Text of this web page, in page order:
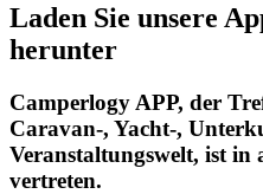
Laden Sie unsere
herunter
Camperlogy APP, der
Caravan-, Yacht-,
Veranstaltungswelt, ist in
vertreten.